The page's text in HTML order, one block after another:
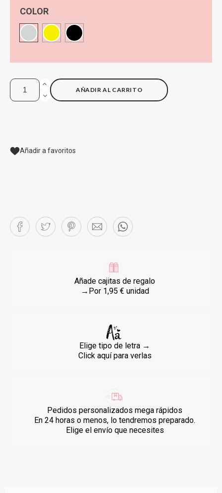
COLOR
PlateadoDoradoNegro
AÑADIR AL CARRITO
Añadir a favoritos
Añade cajitas de regalo
→Por 1,95 € unidad
Elige tipo de letra →
Click aquí para verlas
Pedidos personalizados mega rápidos
En 24 horas o menos, lo tendremos preparado.
Elige el envío que necesites